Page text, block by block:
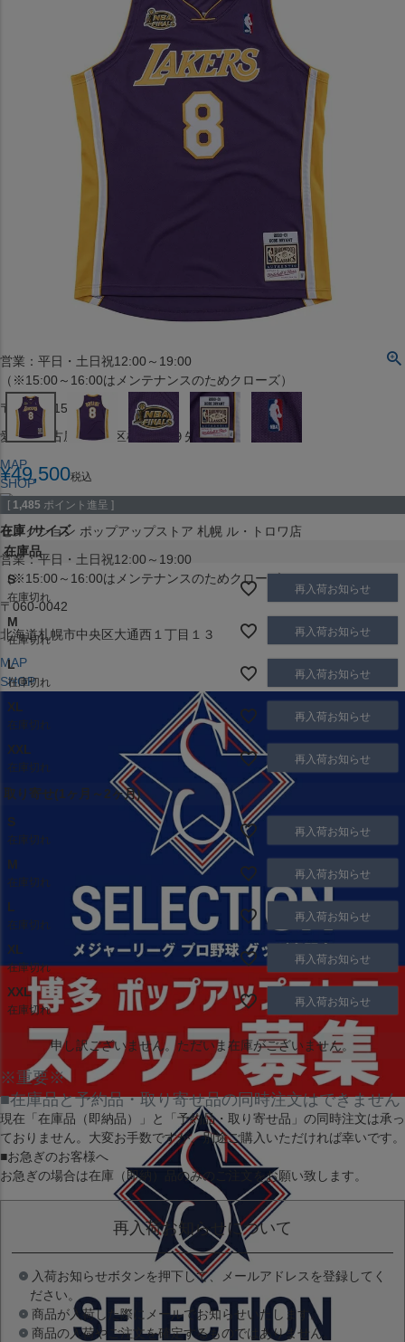
JR水道橋駅西口店
営業：土・日・祝日のみ 12:00-18:00
東京都千代田区神田三崎町２丁目２２−１ 1F
営業：平日・土日祝12:00～19:00
（※15:00～16:00はメンテナンスのためクローズ）
〒453-0015
愛知県名古屋市中村区椿町６−９先
MAP
SHOP
セレクション ポップアップストア 札幌 ル・トロワ店
営業：平日・土日祝12:00～19:00
（※15:00～16:00はメンテナンスのためクローズ）
〒060-0042
北海道札幌市中央区大通西１丁目１３
MAP
SHOP
¥49,500税込
[ 1,485 ポイント進呈 ]
在庫 サイズ
在庫品
S
在庫切れ
再入荷お知らせ
M
在庫切れ
再入荷お知らせ
L
在庫切れ
再入荷お知らせ
XL
在庫切れ
再入荷お知らせ
XXL
在庫切れ
再入荷お知らせ
取り寄せ(1ヶ月～2ヶ月)
S
在庫切れ
再入荷お知らせ
M
在庫切れ
再入荷お知らせ
L
在庫切れ
再入荷お知らせ
XL
在庫切れ
再入荷お知らせ
XXL
在庫切れ
再入荷お知らせ
申し訳ございません。ただいま在庫がございません。
※重要※
■在庫品と予約品・取り寄せ品の同時注文はできません
現在 「在庫品（即納品）」 と 「予約品・取り寄せ品」 の同時注文は承っ
ておりません。大変お手数ですが、別途ご購入いただければ幸いです。
■お急ぎのお客様へ
お急ぎの場合は在庫（即納）品 のみのご注文をお願い致します。
再入荷お知らせについて
入荷お知らせボタンを押下して、メールアドレスを登録してく
ださい。
商品が入荷した際にメールでお知らせいたします。
商品の入荷やご注文を確定するものではありません。